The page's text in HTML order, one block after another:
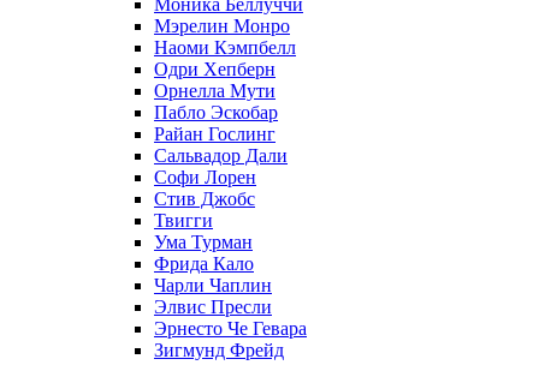
Моника Беллуччи
Мэрелин Монро
Наоми Кэмпбелл
Одри Хепберн
Орнелла Мути
Пабло Эскобар
Райан Гослинг
Сальвадор Дали
Софи Лорен
Стив Джобс
Твигги
Ума Турман
Фрида Кало
Чарли Чаплин
Элвис Пресли
Эрнесто Че Гевара
Зигмунд Фрейд